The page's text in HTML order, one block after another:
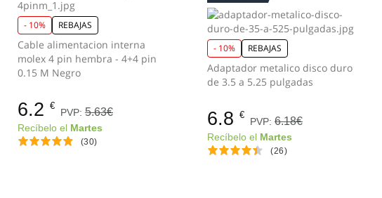
- 10% REBAJAS
Cable alimentacion interna
molex 4 pin hembra - 4+4 pin
0.15 M Negro
6.2 €
PVP: 5.63€
Recíbelo el Martes
(30)
- 10% REBAJAS
Adaptador metalico disco duro
de 3.5 a 5.25 pulgadas
6.8 €
PVP:6.18€
Recíbelo el Martes
(26)